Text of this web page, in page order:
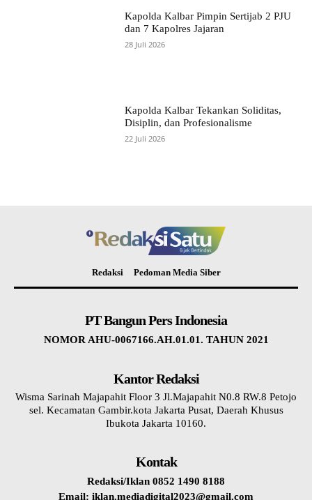
Kapolda Kalbar Pimpin Sertijab 2 PJU
dan 7 Kapolres Jajaran
28 Juli 2026
Kapolda Kalbar Tekankan Soliditas,
Disiplin, dan Profesionalisme
22 Juli 2026
Redaksi Pedoman Media Siber
PT Bangun Pers Indonesia
NOMOR AHU-0067166.AH.01.01. TAHUN 2021
Kantor Redaksi
Wisma Sarinah Majapahit Floor 3 Jl.Majapahit N0.8 RW.8 Petojo
sel. Kecamatan Gambir.kota Jakarta Pusat, Daerah Khusus
Ibukota Jakarta 10160.
Kontak
Redaksi/Iklan 0852 1490 8188
Email: iklan.mediadigital2023@gmail.com